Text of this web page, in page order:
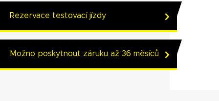
Rezervace testovací jízdy
Možno poskytnout záruku až 36 měsíců